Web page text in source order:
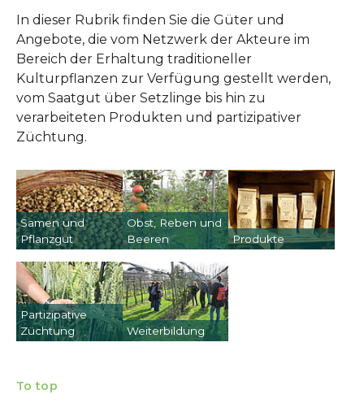
In dieser Rubrik finden Sie die Güter und
Angebote, die vom Netzwerk der Akteure im
Bereich der Erhaltung traditioneller
Kulturpflanzen zur Verfügung gestellt werden,
vom Saatgut über Setzlinge bis hin zu
verarbeiteten Produkten und partizipativer
Züchtung.
Samen und
Pflanzgut
Obst, Reben und
Beeren
Produkte
Partizipative
Züchtung
Weiterbildung
To top